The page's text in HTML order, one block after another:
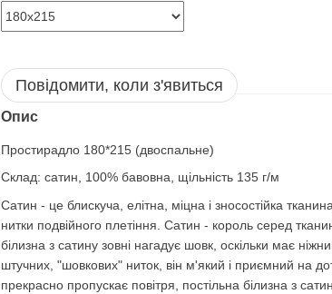
Повідомити, коли з'явиться
Опис
Простирадло 180*215 (двоспальне)
Cклад: сатин, 100% бавовна, щільність 135 г/м
Сатин - це блискуча, елітна, міцна і зносостійка
нитки подвійного плетіння. Сатин - король серед
білизна з сатину зовні нагадує шовк, оскільки має
штучних, "шовкових" ниток, він м'який і приємний на
прекрасно пропускає повітря, постільна білизна з